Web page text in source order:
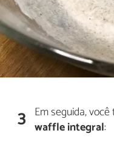
3 Em seguida,
waffle integral: